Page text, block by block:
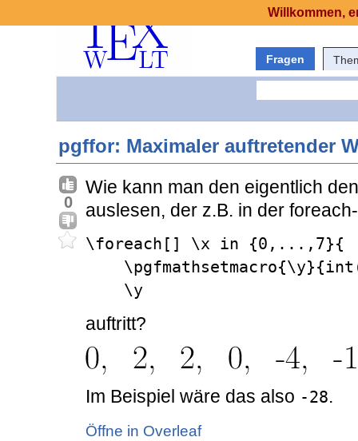
Fragen
pgffor: Maximaler auftretender
0
Wie kann man den eigentlich
auslesen, der z.B. in der
\foreach[] \x in {0,...,7}{
    \y
auftritt?
Im Beispiel wäre das also -28.
Öffne in Overleaf
Willkommen,